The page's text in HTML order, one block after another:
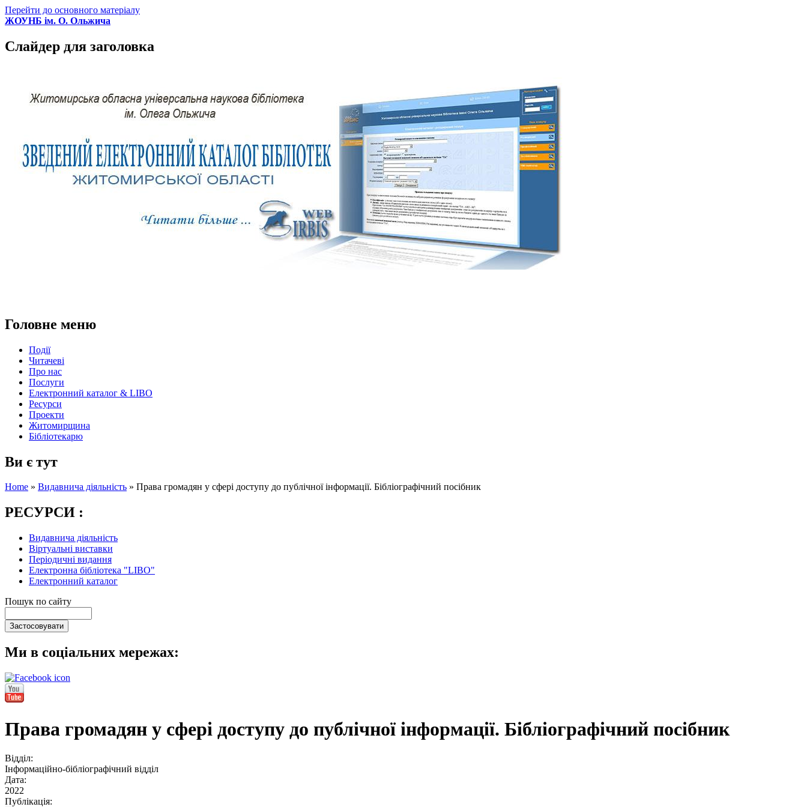
Перейти до основного матеріалу
ЖОУНБ ім. О. Ольжича
Слайдер для заголовка
Головне меню
Події
Читачеві
Про нас
Послуги
Електронний каталог & LIBO
Ресурси
Проекти
Житомирщина
Бібліотекарю
Ви є тут
Home » Видавнича діяльність » Права громадян у сфері доступу до публічної інформації. Бібліографічний посібник
РЕСУРСИ :
Видавнича діяльність
Віртуальні виставки
Періодичні видання
Електронна бібліотека "LIBO"
Електронний каталог
Пошук по сайту
Ми в соціальних мережах:
Права громадян у сфері доступу до публічної інформації. Бібліографічний посібник
Відділ:
Інформаційно-бібліографічний відділ
Дата:
2022
Публікація: